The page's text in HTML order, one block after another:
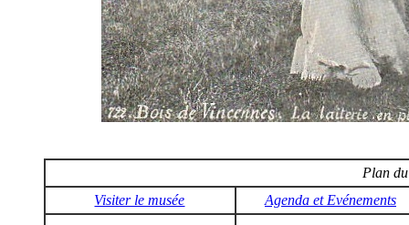
Plan
Visiter le musée
Agenda et Evénements